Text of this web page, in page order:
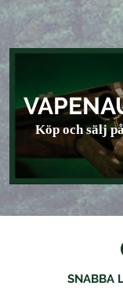
Köp och sälj
SNABBA